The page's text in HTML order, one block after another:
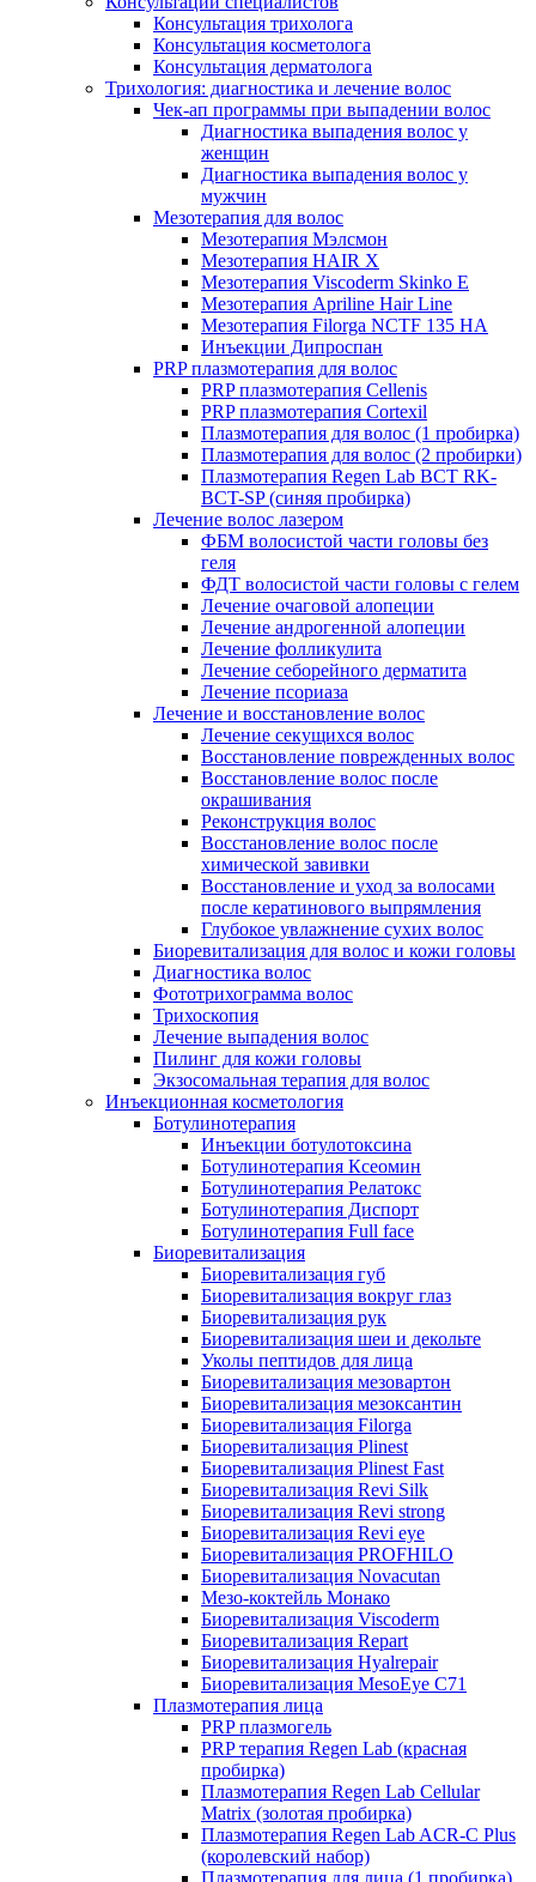
Консультация трихолога
Консультация косметолога
Консультация дерматолога
Трихология: диагностика и лечение волос
Чек-ап программы при выпадении волос
Диагностика выпадения волос у
женщин
Диагностика выпадения волос у
мужчин
Мезотерапия для волос
Мезотерапия Мэлсмон
Мезотерапия HAIR X
Мезотерапия Viscoderm Skinko E
Мезотерапия Apriline Hair Line
Мезотерапия Filorga NCTF 135 HA
Инъекции Дипроспан
PRP плазмотерапия для волос
PRP плазмотерапия Cellenis
PRP плазмотерапия Cortexil
Плазмотерапия для волос (1 пробирка)
Плазмотерапия для волос (2 пробирки)
Плазмотерапия Regen Lab BCT RK-
BCT-SP (синяя пробирка)
Лечение волос лазером
ФБМ волосистой части головы без
геля
ФДТ волосистой части головы с гелем
Лечение очаговой алопеции
Лечение андрогенной алопеции
Лечение фолликулита
Лечение себорейного дерматита
Лечение псориаза
Лечение и восстановление волос
Лечение секущихся волос
Восстановление поврежденных волос
Восстановление волос после
окрашивания
Реконструкция волос
Восстановление волос после
химической завивки
Восстановление и уход за волосами
после кератинового выпрямления
Глубокое увлажнение сухих волос
Биоревитализация для волос и кожи головы
Диагностика волос
Фототрихограмма волос
Трихоскопия
Лечение выпадения волос
Пилинг для кожи головы
Экзосомальная терапия для волос
Инъекционная косметология
Ботулинотерапия
Инъекции ботулотоксина
Ботулинотерапия Ксеомин
Ботулинотерапия Релатокс
Ботулинотерапия Диспорт
Ботулинотерапия Full face
Биоревитализация
Биоревитализация губ
Биоревитализация вокруг глаз
Биоревитализация рук
Биоревитализация шеи и декольте
Уколы пептидов для лица
Биоревитализация мезовартон
Биоревитализация мезоксантин
Биоревитализация Filorga
Биоревитализация Plinest
Биоревитализация Plinest Fast
Биоревитализация Revi Silk
Биоревитализация Revi strong
Биоревитализация Revi eye
Биоревитализация PROFHILO
Биоревитализация Novacutan
Мезо-коктейль Монако
Биоревитализация Viscoderm
Биоревитализация Repart
Биоревитализация Hyalrepair
Биоревитализация MesoEye C71
Плазмотерапия лица
PRP плазмогель
PRP терапия Regen Lab (красная
пробирка)
Плазмотерапия Regen Lab Cellular
Matrix (золотая пробирка)
Плазмотерапия Regen Lab ACR-C Plus
(королевский набор)
Плазмотерапия для лица (1 пробирка)